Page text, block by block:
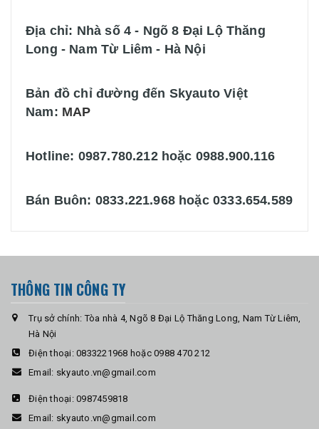
Địa chỉ: Nhà số 4 - Ngõ 8 Đại Lộ Thăng
Long - Nam Từ Liêm - Hà Nội
Bản đồ chỉ đường đến Skyauto Việt
Nam: MAP
Hotline: 0987.780.212 hoặc 0988.900.116
Bán Buôn: 0833.221.968 hoặc 0333.654.589
THÔNG TIN CÔNG TY
Trụ sở chính: Tòa nhà 4, Ngõ 8 Đại Lộ Thăng Long, Nam Từ Liêm,
Hà Nội
Điện thoại: 0833221968 hoặc 0988 470 212
Email: skyauto.vn@gmail.com
Điện thoại: 0987459818
Email: skyauto.vn@gmail.com